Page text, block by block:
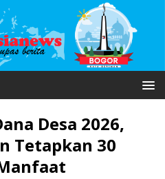
Desa 2026,
Tetapkan 30